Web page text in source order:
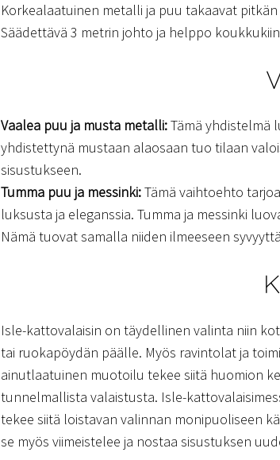
Korkealaatuinen metalli ja puu takaavat
Säädettävä 3 metrin johto ja helppo
Vaalea puu ja musta metalli:Tämä yhdistelmä
yhdistettynä mustaan alaosaan tuo tilaan
sisustukseen.
Tumma puu ja messinki:Tämä vaihtoehto
luksusta ja eleganssia. Tumma ja messinki
Nämä tuovat samalla niiden ilmeeseen
Isle-kattovalaisin on täydellinen valinta niin
tai ruokapöydän päälle. Myös ravintolat ja
ainutlaatuinen muotoilu tekee siitä huomion
tunnelmallista valaistusta. Isle-
tekee siitä loistavan valinnan monipuoliseen
se myös viimeistelee ja nostaa sisustuksen